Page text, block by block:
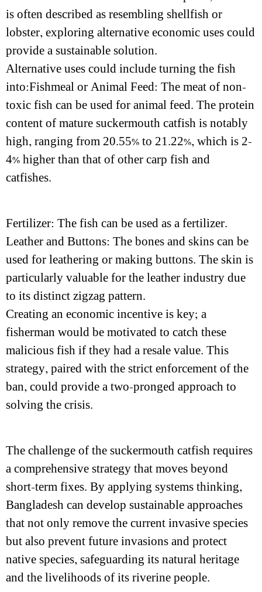
is often described as resembling shellfish or
lobster, exploring alternative economic uses could
provide a sustainable solution.
Alternative uses could include turning the fish
into:Fishmeal or Animal Feed: The meat of non-
toxic fish can be used for animal feed. The protein
content of mature suckermouth catfish is notably
high, ranging from 20.55% to 21.22%, which is 2-
4% higher than that of other carp fish and
catfishes.
Fertilizer: The fish can be used as a fertilizer.
Leather and Buttons: The bones and skins can be
used for leathering or making buttons. The skin is
particularly valuable for the leather industry due
to its distinct zigzag pattern.
Creating an economic incentive is key; a
fisherman would be motivated to catch these
malicious fish if they had a resale value. This
strategy, paired with the strict enforcement of the
ban, could provide a two-pronged approach to
solving the crisis.
The challenge of the suckermouth catfish requires
a comprehensive strategy that moves beyond
short-term fixes. By applying systems thinking,
Bangladesh can develop sustainable approaches
that not only remove the current invasive species
but also prevent future invasions and protect
native species, safeguarding its natural heritage
and the livelihoods of its riverine people.